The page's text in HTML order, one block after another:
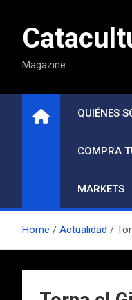
contenido
Magazine
QUIÉNES
COMPRA
MARKETS
Home Actualidad